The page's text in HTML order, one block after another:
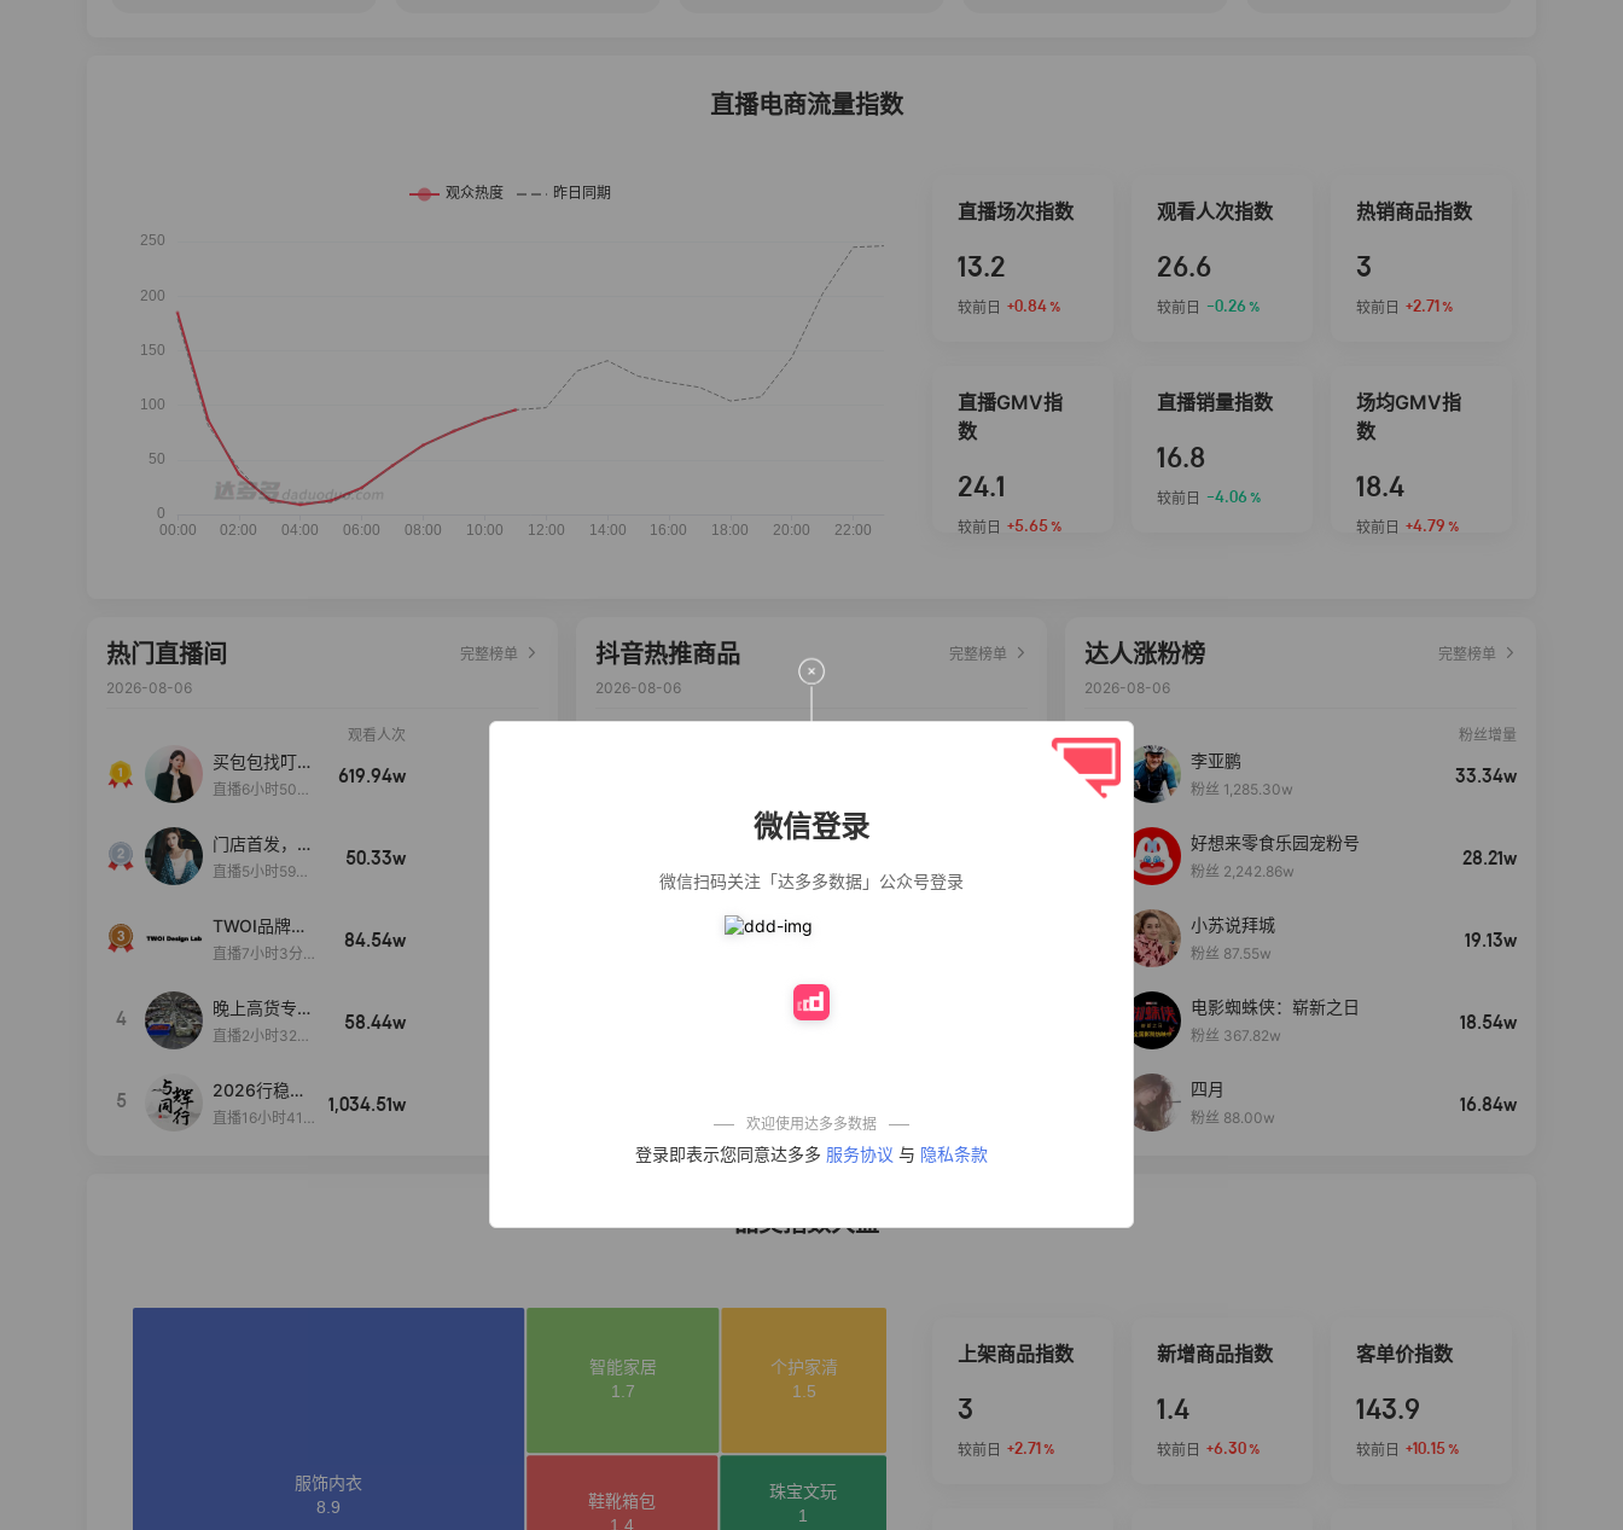
微信登录
微信扫码关注「达多多数据」公众号登录
欢迎使用达多多数据
登录即表示您同意达多多 服务协议 与 隐私条款
直播电商流量指数
直播场次指数
13.2
较前日 +0.84%
观看人次指数
26.6
较前日 -0.26 %
热销商品指数
3
较前日 +2.71 %
直播GMV指
数
24.1
较前日 +5.65 %
直播销量指数
16.8
较前日 -4.06 %
场均GMV指
数
18.4
较前日 +4.79 %
热门直播间
完整榜单
2026-08-06
观看人次
买包包找叮
当,一折购！
直播6小时50分
619.94w
门店首发，秋
款大上新！！
直播5小时59分
50.33w
TWOI品牌直
播间新款上
直播7小时3分5
84.54w
4
晚上高货专场
大放漏
直播2小时32分
58.44w
5
2026行稳致
远
直播16小时41
1,034.51w
抖音热推商品
完整榜单
2026-08-06
重油污去油王污
渍清洁剂油烟净
污渍除菌除螨3倍
一品欢【10包鲜
免煮开袋即食劲
艾草抽绳式免撕
*310g/袋红油麻
酱凉皮开袋即食
现做现发
达人涨粉榜
完整榜单
2026-08-06
粉丝增量
李亚鹏
粉丝 1,285.30w
33.34w
好想来零食乐园宠粉号
粉丝 2,242.86w
28.21w
小苏说拜城
粉丝 87.55w
19.13w
电影蜘蛛侠：崭新之日
粉丝 367.82w
18.54w
四月
粉丝 88.00w
16.84w
品类指数大盘
上架商品指数
3
较前日 +2.71 %
新增商品指数
1.4
较前日 +6.30%
客单价指数
143.9
较前日 +10.15 %